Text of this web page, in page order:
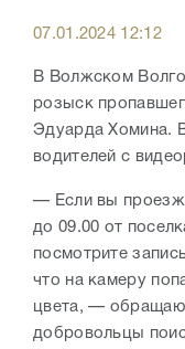
07.01.2024 12:12
В Волжском
розыск
Эдуарда Хомина.
водителей с
— Если вы
до 09.00 от
посмотрите
что на камеру
цвета, —
добровольцы